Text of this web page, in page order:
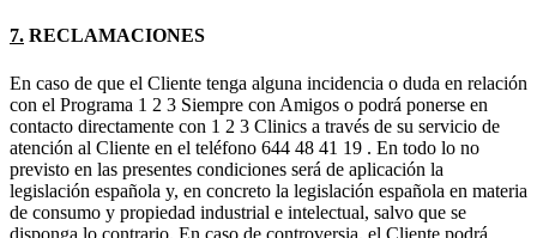
7. RECLAMACIONES
En caso de que el Cliente tenga alguna incidencia o duda en relación
con el Programa 1 2 3 Siempre con Amigos o podrá ponerse en
contacto directamente con 1 2 3 Clinics a través de su servicio de
atención al Cliente en el teléfono 644 48 41 19 . En todo lo no
previsto en las presentes condiciones será de aplicación la
legislación española y, en concreto la legislación española en materia
de consumo y propiedad industrial e intelectual, salvo que se
disponga lo contrario. En caso de controversia, el Cliente podrá